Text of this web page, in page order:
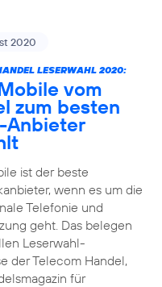
2020
LESERWAHL 2020:
vom
zum besten
Anbieter
ist der beste
wenn es um die
Telefonie und
geht. Das belegen
Leserwahl-
der Telecom Handel,
für